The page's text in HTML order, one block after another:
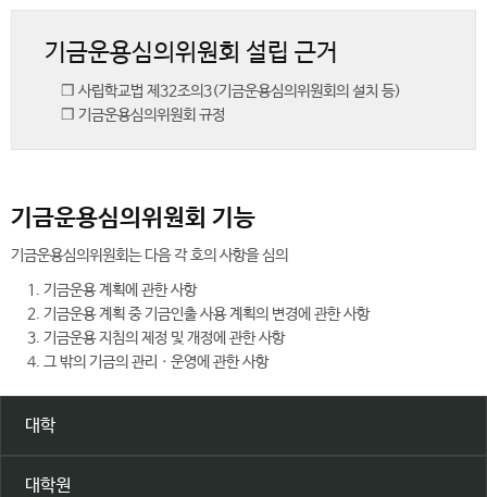
기금운용심의위원회 설립 근거
❒ 사립학교법 제32조의3(기금운용심의위원회의 설치 등)
❒ 기금운용심의위원회 규정
기금운용심의위원회 기능
기금운용심의위원회는 다음 각 호의 사항을 심의
1. 기금운용 계획에 관한 사항
2. 기금운용 계획 중 기금인출 사용 계획의 변경에 관한 사항
3. 기금운용 지침의 제정 및 개정에 관한 사항
4. 그 밖의 기금의 관리ㆍ운영에 관한 사항
대학
대학원